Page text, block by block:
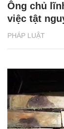
PHÁP LUẬT
Ông chủ
việc tật